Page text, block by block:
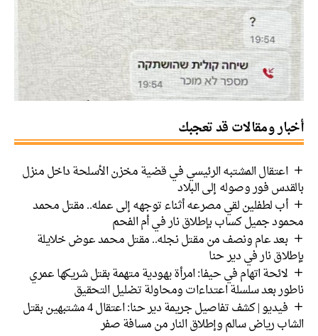
أخبار ومقالات قد تعجبك
اعتقال المشتبه الرئيسي في قضية مخزن الأسلحة داخل منزل
بالقدس فور وصوله إلى البلاد
أب لطفلين لقي مصرعه أثناء توجهه إلى عمله.. مقتل محمد
محمود جميل كساب بإطلاق نار في أم الفحم
بعد عام ونصف من مقتل نجله.. مقتل محمد عوض خلايلة
بإطلاق نار في دير حنا
لائحة اتهام في حيفا: امرأة يهودية متهمة بقتل شريكها عمري
ناطور بعد سلسلة اعتداءات ومحاولة تضليل التحقيق
فيديو | كشف تفاصيل جريمة دير حنا: اعتقال 4 مشتبهين بقتل
الشاب رياض سالم وإطلاق النار من مسافة صفر